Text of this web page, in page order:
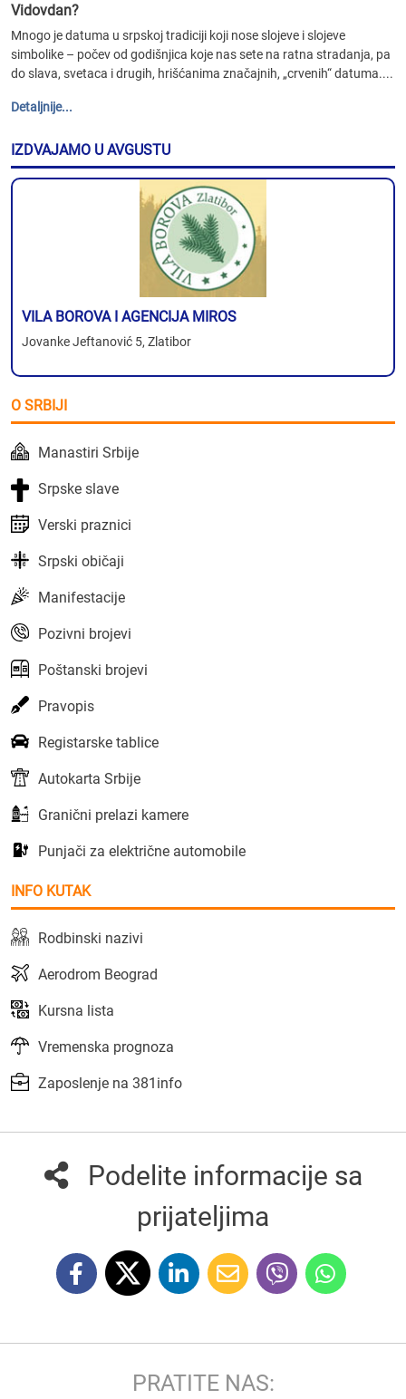
Vidovdan?
Mnogo je datuma u srpskoj tradiciji koji nose slojeve i slojeve
simbolike – počev od godišnjica koje nas sete na ratna stradanja, pa
do slava, svetaca i drugih, hrišćanima značajnih, „crvenih“ datuma....
Detaljnije...
IZDVAJAMO U AVGUSTU
VILA BOROVA I AGENCIJA MIROS
Jovanke Jeftanović 5, Zlatibor
O SRBIJI
Manastiri Srbije
Srpske slave
Verski praznici
Srpski običaji
Manifestacije
Pozivni brojevi
Poštanski brojevi
Pravopis
Registarske tablice
Autokarta Srbije
Granični prelazi kamere
Punjači za električne automobile
INFO KUTAK
Rodbinski nazivi
Aerodrom Beograd
Kursna lista
Vremenska prognoza
Zaposlenje na 381info
Podelite informacije sa
prijateljima
PRATITE NAS: